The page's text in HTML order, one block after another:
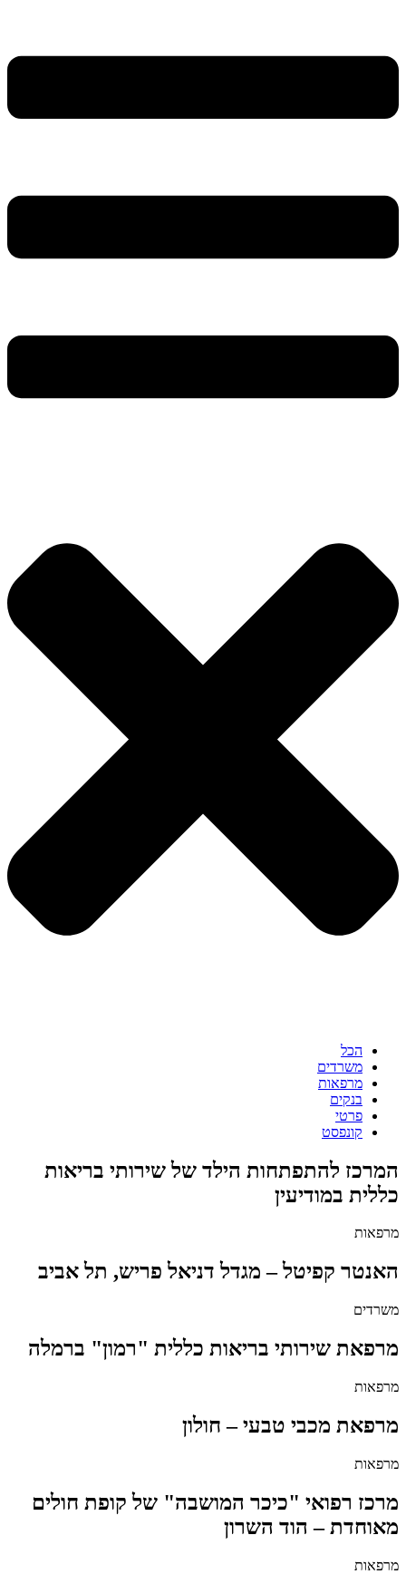
הכל
משרדים
מרפאות
בנקים
פרטי
קונפסט
המרכז להתפתחות הילד של שירותי בריאות
כללית במודיעין
מרפאות
האנטר קפיטל – מגדל דניאל פריש, תל אביב
משרדים
מרפאת שירותי בריאות כללית "רמון" ברמלה
מרפאות
מרפאת מכבי טבעי – חולון
מרפאות
מרכז רפואי "כיכר המושבה" של קופת חולים
מאוחדת – הוד השרון
מרפאות